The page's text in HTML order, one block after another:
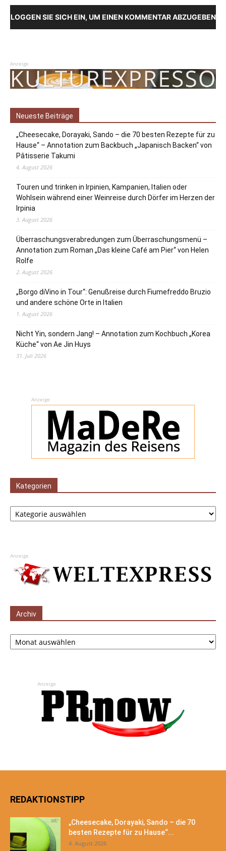
LOGGEN SIE SICH EIN, UM EINEN KOMMENTAR ABZUGEBEN
Anzeige
Neueste Beiträge
„Cheesecake, Dorayaki, Sando – die 70 besten Rezepte für zu
Hause“ – Annotation zum Backbuch „Japanisch Backen“ von
Pâtisserie Takumi
4. August 2026
Touren und trinken in Irpinien, Kampanien, Italien oder
Wohlsein während einer Weinreise durch Dörfer im Herzen der
Irpinia
3. August 2026
Überraschungsverabredungen zum Überraschungsmenü –
Annotation zum Roman „Das kleine Café am Pier“ von Helen
Rolfe
2. August 2026
„Borgo diVino in Tour“: Genußreise durch Fiumefreddo Bruzio
und andere schöne Orte in Italien
1. August 2026
Nicht Yin, sondern Jang! – Annotation zum Kochbuch „Korea
Küche“ von Ae Jin Huys
31. Juli 2026
Anzeige
Kategorien
Kategorien
Anzeige
Archiv
Archiv
Anzeige
REDAKTIONSTIPP
„Cheesecake, Dorayaki, Sando – die 70
besten Rezepte für zu Hause“...
4. August 2026